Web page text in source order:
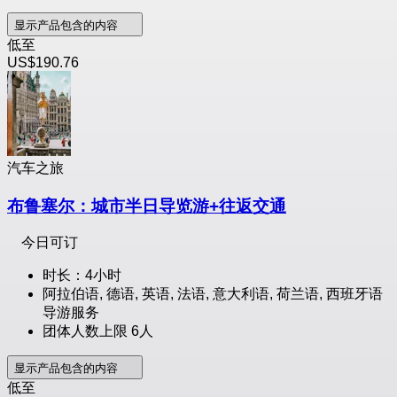
显示产品包含的内容
低至
US$190.76
汽车之旅
布鲁塞尔：城市半日导览游+往返交通
今日可订
时长：4小时
阿拉伯语, 德语, 英语, 法语, 意大利语, 荷兰语, 西班牙语
导游服务
团体人数上限 6人
显示产品包含的内容
低至